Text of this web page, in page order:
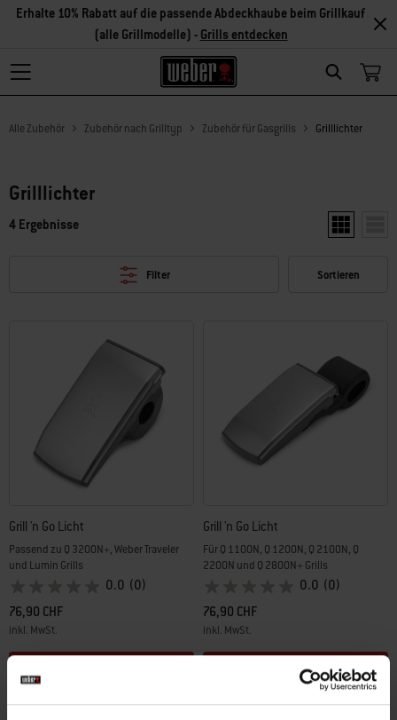
Search
Erhalte 10% Rabatt auf die passende Abdeckhaube beim Grillkauf
(alle Grillmodelle) - Grills entdecken
Alle Zubehör Zubehör nach Grilltyp Zubehör für Gasgrills Grilllichter
Grilllichter
4 Ergebnisse Zwei
Filter Sortieren
Grill 'n Go Licht
Passend zu Q 3200N+, Weber Traveler
und Lumin Grills
0.0 (0)
76,90 CHF
inkl. MwSt.
Color Options
Grill 'n Go Licht
Für Q 1100N, Q 1200N, Q 2100N, Q
2200N und Q 2800N+ Grills
0.0 (0)
76,90 CHF
inkl. MwSt.
Color Options